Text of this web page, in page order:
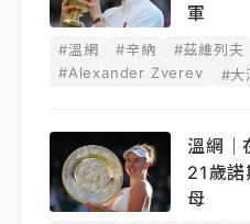
軍
#溫網 #辛納 #茲維列夫
#Alexander Zverev
#大
溫網
21歲
母